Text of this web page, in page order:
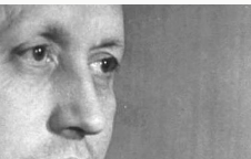
«Гордубал»,
как мне
пациент» Майкла